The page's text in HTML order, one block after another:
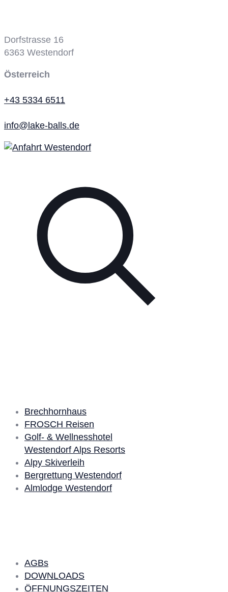
Dorfstrasse 16
6363 Westendorf
Österreich
+43 5334 6511
info@lake-balls.de
Brechhornhaus
FROSCH Reisen
Golf- & Wellnesshotel
Westendorf Alps Resorts
Alpy Skiverleih
Bergrettung Westendorf
Almlodge Westendorf
AGBs
DOWNLOADS
ÖFFNUNGSZEITEN